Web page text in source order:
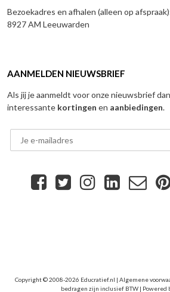
Bezoekadres en afhalen (alleen op
8927 AM Leeuwarden
AANMELDEN NIEUWSBRIEF
Als jij je aanmeldt voor onze nieuwsbrief
interessante kortingen en aanbiedingen.
Copyright © 2008-2026 Educratief.nl | Algemene
bedragen zijn inclusief BTW | Powered